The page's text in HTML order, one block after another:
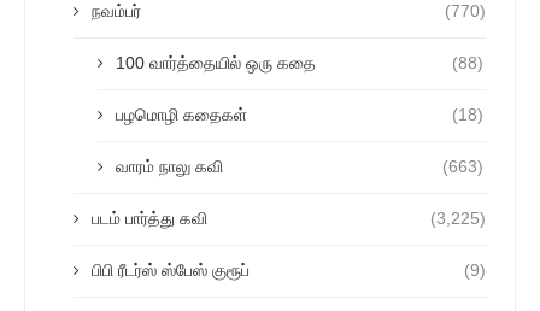
நவம்பர் (770)
100 வார்த்தையில் ஒரு கதை (88)
பழமொழி கதைகள் (18)
வாரம் நாலு கவி (663)
படம் பார்த்து கவி (3,225)
பிபி ரீடர்ஸ் ஸ்பேஸ் குரூப் (9)